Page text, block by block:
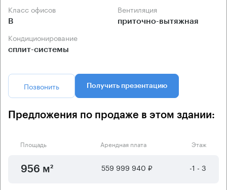
Класс офисов
B
Вентиляция
приточно-вытяжная
Кондиционирование
сплит-системы
Позвонить Получить презентацию
Предложения по продаже в этом здании:
Площадь Арендная плата Этаж
956 м² 559 999 940 ₽ -1 - 3